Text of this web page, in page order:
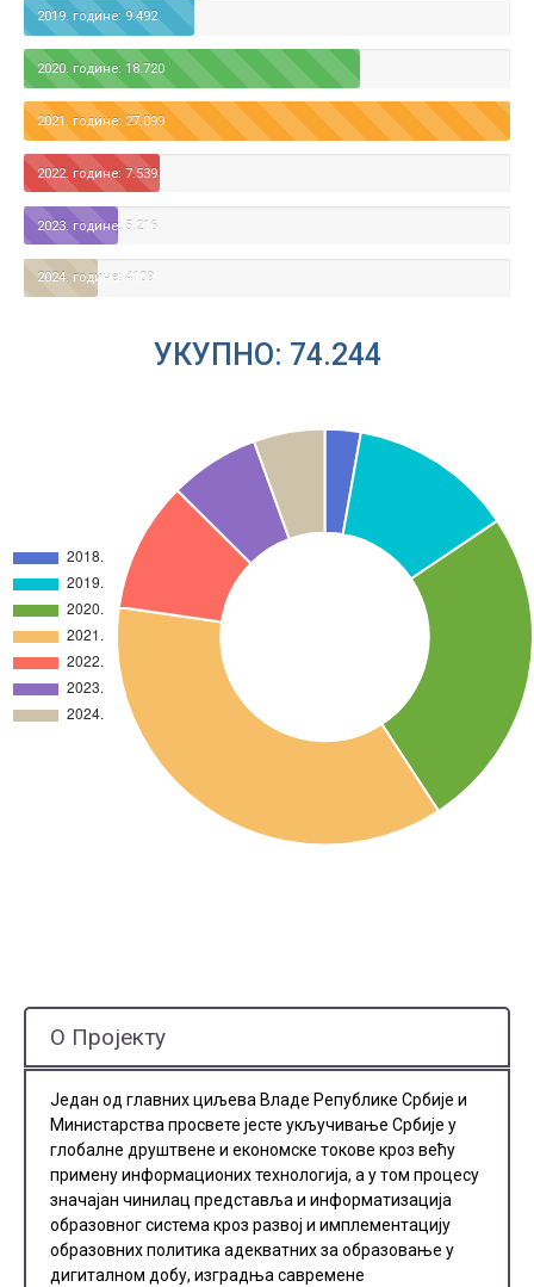
2019. године: 9.492
2020. године: 18.720
2021. године: 27.099
2022. године: 7.539
2023. године: 5.216
2024. године: 4109
УКУПНО: 74.244
О Пројекту
Један од главних циљева Владе Републике Србије и
Министарства просвете јесте укључивање Србије у
глобалне друштвене и економске токове кроз већу
примену информационих технологија, а у том процесу
значајан чинилац представља и информатизација
образовног система кроз развој и имплементацију
образовних политика адекватних за образовање у
дигиталном добу, изградња савремене